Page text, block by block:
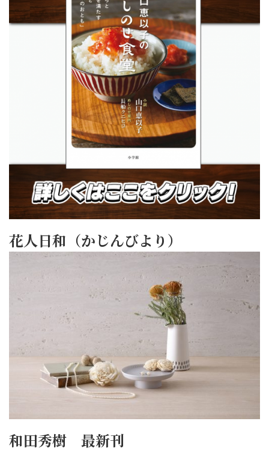
花人日和（かじんびより）
和田秀樹 最新刊